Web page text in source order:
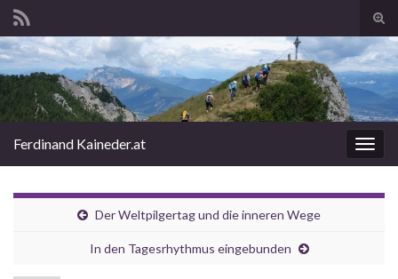
Search for:
Ferdinand Kaineder.at
Der Weltpilgertag und die inneren Wege
In den Tagesrhythmus eingebunden